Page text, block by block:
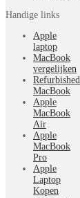
Handige links
Apple
laptop
MacBook
vergelijken
Refurbished
MacBook
Apple
MacBook
Air
Apple
MacBook
Pro
Apple
Laptop
Kopen